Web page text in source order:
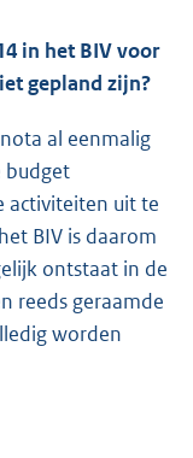
in het BIV voor
gepland zijn?
al eenmalig
budget
activiteiten uit te
BIV is daarom
ontstaat in de
reeds geraamde
worden